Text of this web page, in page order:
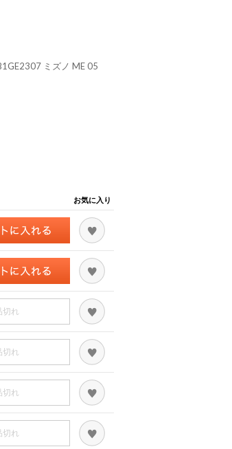
ミズノ ME 05
お気に入り
切れ
切れ
切れ
切れ